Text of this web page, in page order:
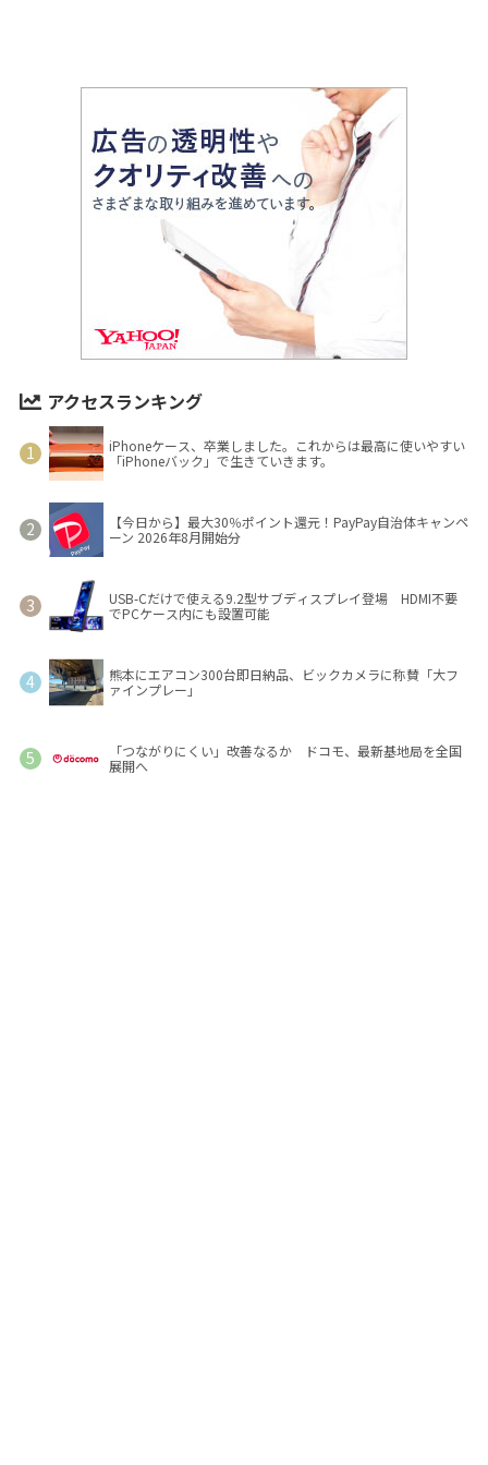
アクセスランキング
iPhoneケース、卒業しました。これからは最高に使いやすい
「iPhoneバック」で生きていきます。
【今日から】最大30％ポイント還元！PayPay自治体キャンペ
ーン 2026年8月開始分
USB-Cだけで使える9.2型サブディスプレイ登場 HDMI不要
でPCケース内にも設置可能
熊本にエアコン300台即日納品、ビックカメラに称賛「大フ
ァインプレー」
「つながりにくい」改善なるか ドコモ、最新基地局を全国
展開へ